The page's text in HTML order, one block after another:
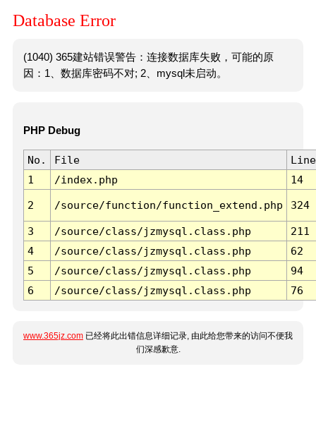
Database Error
(1040) 365建站错误警告：连接数据库失败，可能的原
因：1、数据库密码不对; 2、mysql未启动。
PHP Debug
No. File
Line
1
/index.php 14
2 /source/function/function_extend.php 324
3 /source/class/jzmysql.class.php
211
4
/source/class/jzmysql.class.php
62
5
/source/class/jzmysql.class.php
94
6
/source/class/jzmysql.class.php 76
www.365jz.com 已经将此出错信息详细记录, 由此给您带来的访问不便我
们深感歉意.